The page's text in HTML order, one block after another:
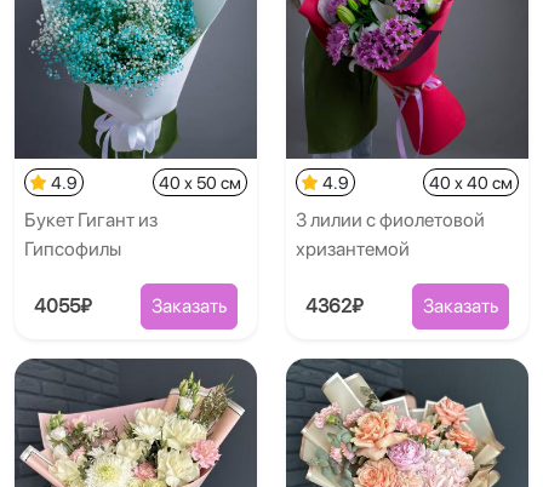
4.9 40 x 50 см
Букет Гигант из
Гипсофилы
4055₽ Заказать
4.9 40 x 40 см
3 лилии с фиолетовой
хризантемой
4362₽ Заказать